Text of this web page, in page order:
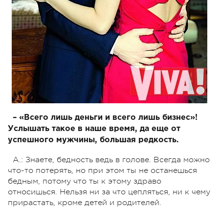
– «Всего лишь деньги и всего лишь бизнес»!
Услышать такое в наше время, да еще от
успешного мужчины, большая редкость.
А.: Знаете, бедность ведь в голове. Всегда можно
что-то потерять, но при этом ты не останешься
бедным, потому что ты к этому здраво
относишься. Нельзя ни за что цепляться, ни к чему
прирастать, кроме детей и родителей.